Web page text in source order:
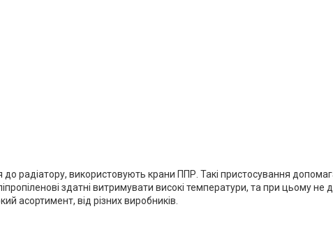
радіатору, використовують крани ППР. Такі пристосування
здатні витримувати високі температури, та при цьому
асортимент, від різних виробників.